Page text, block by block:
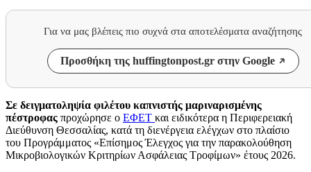
Για να μας βλέπεις πιο συχνά στα αποτελέσματα αναζήτησης
Προσθήκη της huffingtonpost.gr στην Google
Σε δειγματοληψία φιλέτου καπνιστής μαριναρισμένης
πέστροφας προχώρησε ο ΕΦΕΤ και ειδικότερα η Περιφερειακή
Διεύθυνση Θεσσαλίας, κατά τη διενέργεια ελέγχων στο πλαίσιο
του Προγράμματος «Επίσημος Έλεγχος για την παρακολούθηση
Μικροβιολογικών Κριτηρίων Ασφάλειας Τροφίμων» έτους 2026.